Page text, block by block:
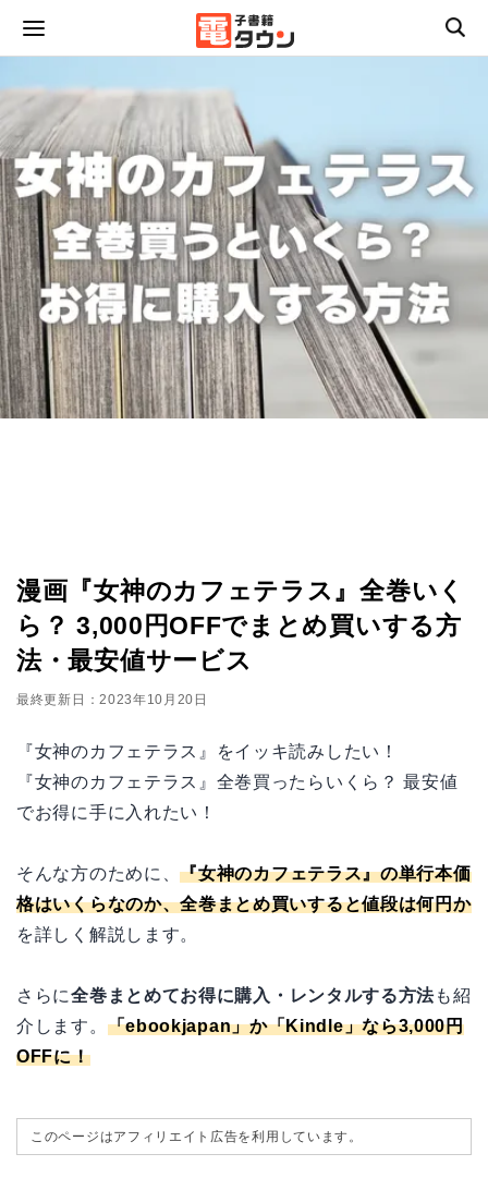
漫画『女神のカフェテラス』全巻いく
ら？ 3,000円OFFでまとめ買いする方
法・最安値サービス
最終更新日：2023年10月20日
『女神のカフェテラス』をイッキ読みしたい！
『女神のカフェテラス』全巻買ったらいくら？ 最安値
でお得に手に入れたい！
そんな方のために、『女神のカフェテラス』の単行本価
格はいくらなのか、全巻まとめ買いすると値段は何円か
を詳しく解説します。
さらに全巻まとめてお得に購入・レンタルする方法も紹
介します。 「ebookjapan」か「Kindle」なら3,000円
OFFに！
このページはアフィリエイト広告を利用しています。